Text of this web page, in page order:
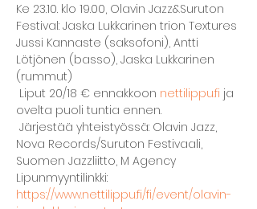
Ke 23.10. klo 19.00, Olavin Jazz&Suruton
Festival: Jaska Lukkarinen trion Textures
Jussi Kannaste (saksofoni), Antti
Lötjönen (basso), Jaska Lukkarinen
(rummut)
Liput 20/18 € ennakkoon nettilippu.fi ja
ovelta puoli tuntia ennen.
Järjestää yhteistyössä: Olavin Jazz,
Nova Records/Suruton Festivaali,
Suomen Jazzliitto, M Agency
Lipunmyyntilinkki:
https://www.nettilippu.fi/fi/event/olavin-